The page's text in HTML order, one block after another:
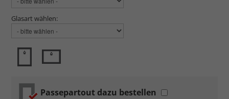
Glasart wählen:
Passepartout dazu bestellen